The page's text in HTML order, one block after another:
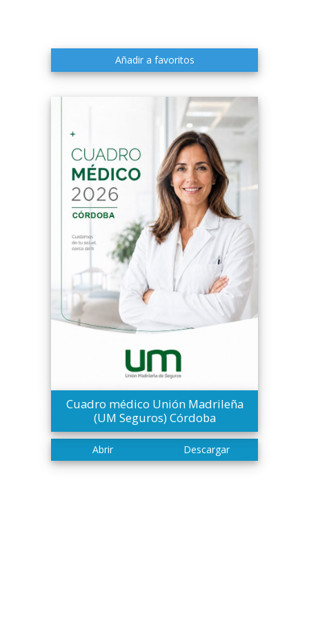
Cuadro médico Unión Madrileña
(UM Seguros) Córdoba